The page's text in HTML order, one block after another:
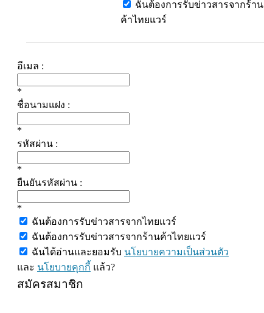
ฉันต้องการรับข่าวสารจากร้าน
ค้าไทยแวร์
อีเมล :
*
ชื่อนามแฝง :
*
รหัสผ่าน :
*
ยืนยันรหัสผ่าน :
*
ฉันต้องการรับข่าวสารจากไทยแวร์
ฉันต้องการรับข่าวสารจากร้านค้าไทยแวร์
ฉันได้อ่านและยอมรับ นโยบายความเป็นส่วนตัว
และ นโยบายคุกกี้ แล้ว?
สมัครสมาชิก